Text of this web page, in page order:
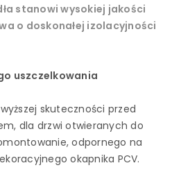
stanowi wysokiej jakości
o doskonałej izolacyjności
uszczelkowania
skuteczności przed
dla drzwi otwieranych do
odpornego na
okapnika PCV.